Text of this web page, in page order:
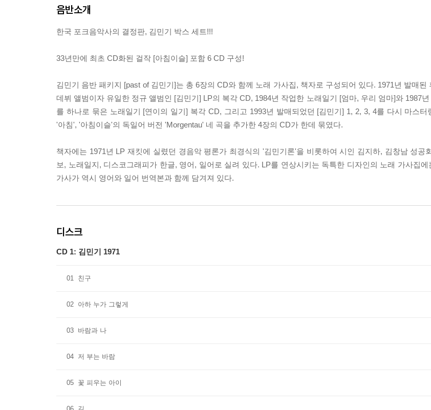
음반소개
한국 포크음악사의 결정판, 김민기 박스 세트!!!
33년만에 최초 CD화된 걸작 [아침이슬] 포함 6 CD 구성!
김민기 음반 패키지 [past of 김민기]는 총 6장의 CD와 함께 노래 가사집, 책자로 구성되어 있다. 1971년 발매된
데뷔 앨범이자 유일한 정규 앨범인 [김민기] LP의 복각 CD, 1984년 작업한 노래일기 [엄마, 우리 엄마]와 1987
를 하나로 묶은 노래일기 [연이의 일기] 복각 CD, 그리고 1993년 발매되었던 [김민기] 1, 2, 3, 4를 다시 마스
'아침', '아침이슬'의 독일어 버전 'Morgentau' 네 곡을 추가한 4장의 CD가 한데 묶였다.
책자에는 1971년 LP 재킷에 실렸던 경음악 평론가 최경식의 '김민기론'을 비롯하여 시인 김지하, 김창남 성공
보, 노래일지, 디스코그래피가 한글, 영어, 일어로 실려 있다. LP를 연상시키는 독특한 디자인의 노래 가사집
가사가 역시 영어와 일어 번역본과 함께 담겨져 있다.
디스크
CD 1: 김민기 1971
01 친구
02 아하 누가 그렇게
03 바람과 나
04 저 부는 바람
05 꽃 피우는 아이